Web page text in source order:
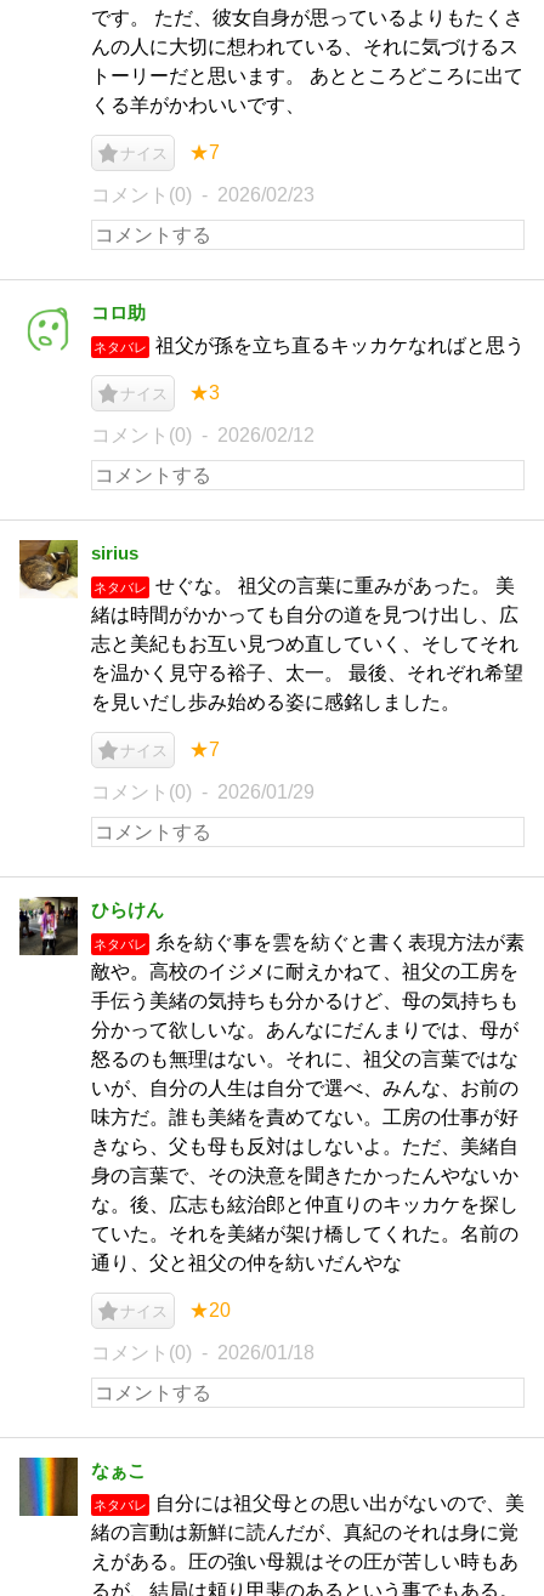
です。 ただ、彼女自身が思っているよりもたくさ
んの人に大切に想われている、それに気づけるス
トーリーだと思います。 あとところどころに出て
くる羊がかわいいです、
ナイス ★7
コメント(0) 2026/02/23
コロ助
ネタバレ 祖父が孫を立ち直るキッカケなればと思う
ナイス ★3
コメント(0) 2026/02/12
sirius
ネタバレ
せぐな。 祖父の言葉に重みがあった。 美
緒は時間がかかっても自分の道を見つけ出し、広
志と美紀もお互い見つめ直していく、そしてそれ
を温かく見守る裕子、太一。 最後、それぞれ希望
を見いだし歩み始める姿に感銘しました。
ナイス ★7
コメント(0) 2026/01/29
ひらけん
ネタバレ
糸を紡ぐ事を雲を紡ぐと書く表現方法が素
敵や。高校のイジメに耐えかねて、祖父の工房を
手伝う美緒の気持ちも分かるけど、母の気持ちも
分かって欲しいな。あんなにだんまりでは、母が
怒るのも無理はない。それに、祖父の言葉ではな
いが、自分の人生は自分で選べ、みんな、お前の
味方だ。誰も美緒を責めてない。工房の仕事が好
きなら、父も母も反対はしないよ。ただ、美緒自
身の言葉で、その決意を聞きたかったんやないか
な。後、広志も絃治郎と仲直りのキッカケを探し
ていた。それを美緒が架け橋してくれた。名前の
通り、父と祖父の仲を紡いだんやな
ナイス ★20
コメント(0) 2026/01/18
なぁこ
ネタバレ
自分には祖父母との思い出がないので、美
緒の言動は新鮮に読んだが、真紀のそれは身に覚
えがある。圧の強い母親はその圧が苦しい時もあ
るが、結局は頼り甲斐のあるという事でもある。